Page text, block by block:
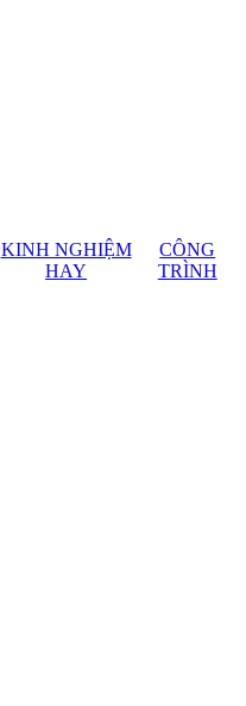
KINH NGHIỆM
HAY
CÔNG
TRÌNH